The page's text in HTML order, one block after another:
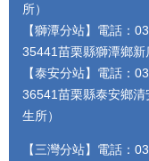
所）
【獅潭分站】電話：
35441苗栗縣獅潭鄉新
【泰安分站】電話：
36541苗栗縣泰安鄉
生所）
【三灣分站】電話：